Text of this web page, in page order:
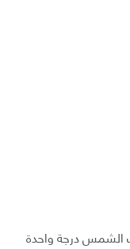
الشمس درجة واحدة